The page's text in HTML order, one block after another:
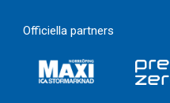
Officiella partners